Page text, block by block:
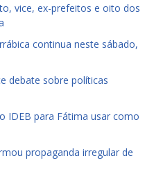
vice, ex-prefeitos e oito dos
continua neste sábado,
debate sobre políticas
IDEB para Fátima usar como
propaganda irregular de